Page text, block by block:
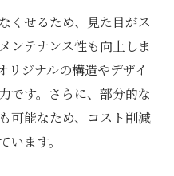
くせるため、見た目がス
ンテナンス性も向上しま
ジナルの構造やデザイ
です。さらに、部分的な
可能なため、コスト削減
ます。